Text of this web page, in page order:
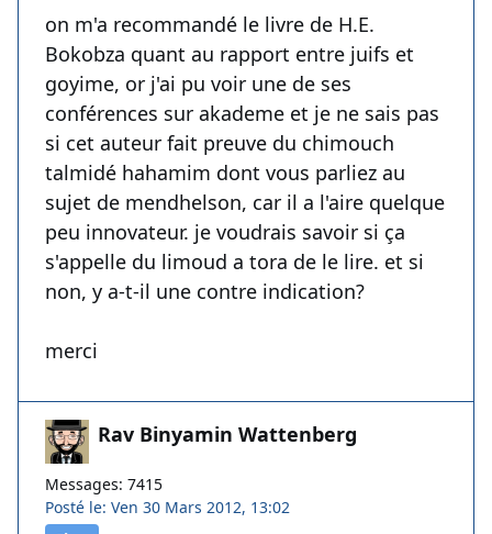
on m'a recommandé le livre de H.E.
Bokobza quant au rapport entre juifs et
goyime, or j'ai pu voir une de ses
conférences sur akademe et je ne sais pas
si cet auteur fait preuve du chimouch
talmidé hahamim dont vous parliez au
sujet de mendhelson, car il a l'aire quelque
peu innovateur. je voudrais savoir si ça
s'appelle du limoud a tora de le lire. et si
non, y a-t-il une contre indication?
merci
Rav Binyamin Wattenberg
Messages: 7415
Posté le: Ven 30 Mars 2012, 13:02